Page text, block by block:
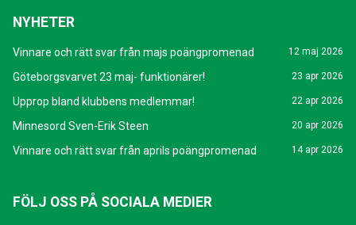
NYHETER
Vinnare och rätt svar från majs poängpromenad 12 maj 2026
Göteborgsvarvet 23 maj- funktionärer! 23 apr 2026
Upprop bland klubbens medlemmar! 22 apr 2026
Minnesord Sven-Erik Steen 20 apr 2026
Vinnare och rätt svar från aprils poängpromenad 14 apr 2026
FÖLJ OSS PÅ SOCIALA MEDIER